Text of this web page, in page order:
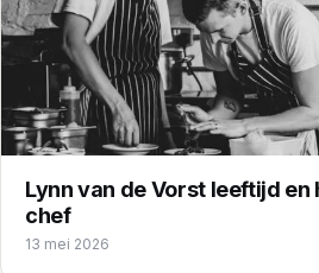
Lynn van de Vorst leeftijd
chef
13 mei 2026